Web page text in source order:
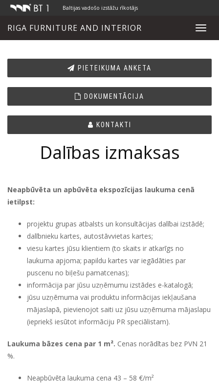
Baltijas vadošo izstāžu rīkotājs
RIGA FURNITURE AND INTERIOR
PIETEIKUMA ANKETA
DOKUMENTĀCIJA
KONTAKTI
Dalības izmaksas
Neapbūvēta un apbūvēta ekspozīcijas laukuma cenā
ietilpst:
projektu grupas atbalsts un konsultācijas dalībai izstādē;
dalībnieku kartes, autostāvvietas kartes;
viesu kartes jūsu klientiem (to skaits ir atkarīgs no
laukuma apjoma; papildu kartes var iegādāties par
puscenu no biļešu pamatcenas);
informācija par jūsu uzņēmumu izstādes e-katalogā;
jūsu uzņēmuma vai produktu informācijas iekļaušana
mājaslapā, pievienojot saiti uz jūsu uzņēmuma mājaslapu
(iepriekš iesūtot informāciju PR speciālistam).
Laukuma bāzes cena par 1 m². Cenas norādītas bez PVN 21
%.
Neapbūvēta laukuma cena 43 – 58 €/m²